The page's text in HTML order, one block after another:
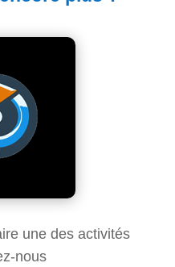
une des activités
nous